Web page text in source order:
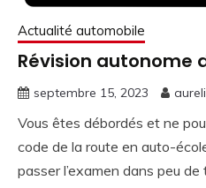
Actualité automobile
Révision autonome
septembre 15, 2023
Vous êtes débordés et ne
code de la route en auto-
passer l’examen dans peu